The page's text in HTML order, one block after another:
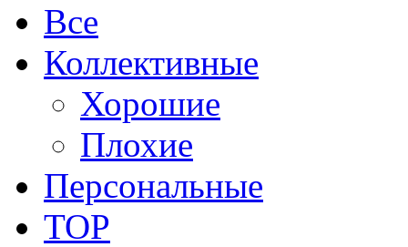
Все
Коллективные
Хорошие
Плохие
Персональные
TOP